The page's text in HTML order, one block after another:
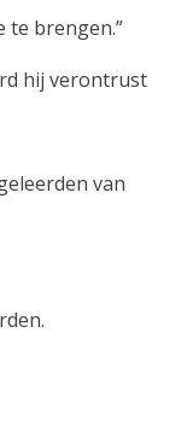
te brengen.”
hij verontrust
van